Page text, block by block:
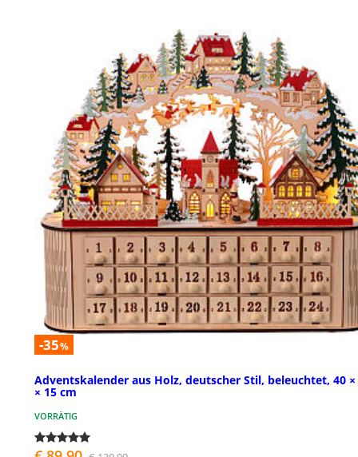
-35%
Adventskalender aus Holz, deutscher Stil, beleuchtet, 40 ×
× 15 cm
VORRÄTIG